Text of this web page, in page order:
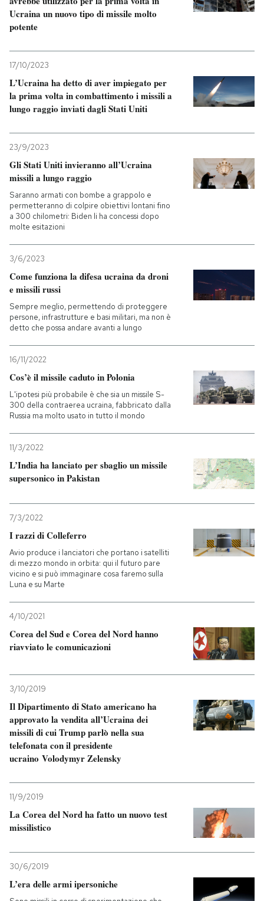
CALENDARIO
AREA PERSONALE
Entra
Ucraina un nuovo tipo di missile molto
potente
17/10/2023
L’Ucraina ha detto di aver impiegato per
la prima volta in combattimento i missili a
lungo raggio inviati dagli Stati Uniti
23/9/2023
Gli Stati Uniti invieranno all’Ucraina
missili a lungo raggio
Saranno armati con bombe a grappolo e
permetteranno di colpire obiettivi lontani fino
a 300 chilometri: Biden li ha concessi dopo
molte esitazioni
3/6/2023
Come funziona la difesa ucraina da droni
e missili russi
Sempre meglio, permettendo di proteggere
persone, infrastrutture e basi militari, ma non è
detto che possa andare avanti a lungo
16/11/2022
Cos’è il missile caduto in Polonia
L'ipotesi più probabile è che sia un missile S-
300 della contraerea ucraina, fabbricato dalla
Russia ma molto usato in tutto il mondo
11/3/2022
L’India ha lanciato per sbaglio un missile
supersonico in Pakistan
7/3/2022
I razzi di Colleferro
Avio produce i lanciatori che portano i satelliti
di mezzo mondo in orbita: qui il futuro pare
vicino e si può immaginare cosa faremo sulla
Luna e su Marte
4/10/2021
Corea del Sud e Corea del Nord hanno
riavviato le comunicazioni
3/10/2019
Il Dipartimento di Stato americano ha
approvato la vendita all’Ucraina dei
missili di cui Trump parlò nella sua
telefonata con il presidente
ucraino Volodymyr Zelensky
11/9/2019
La Corea del Nord ha fatto un nuovo test
missilistico
30/6/2019
L’era delle armi ipersoniche